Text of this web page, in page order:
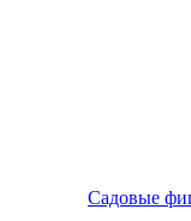
Садовые